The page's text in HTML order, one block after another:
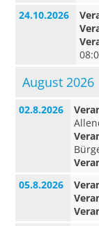
24.10.2026
August 2026
02.8.2026
05.8.2026